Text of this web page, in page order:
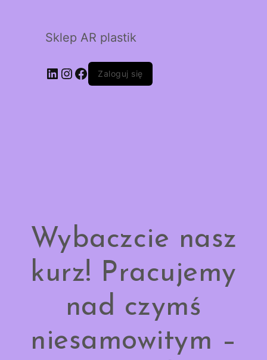
Sklep AR plastik
LinkedIn
Instagram
Facebook
Zaloguj się
Wybaczcie nasz
kurz! Pracujemy
nad czymś
niesamowitym –